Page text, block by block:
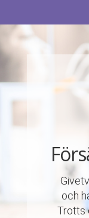
och
Trotts